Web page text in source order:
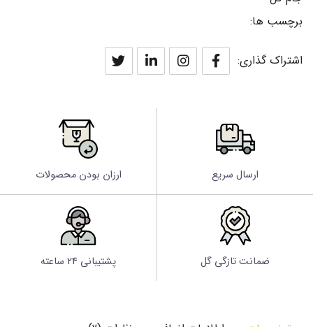
برچسب ها:
اشتراک گذاری:
ارسال سریع ارزان بودن محصولات
ضمانت تازگی گل پشتیبانی 24 ساعته